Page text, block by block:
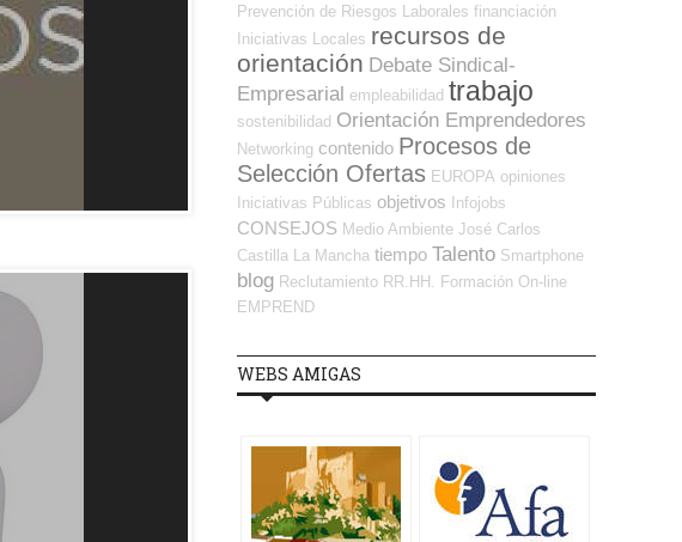
Prevención de Riesgos Laborales financiación
Iniciativas Locales recursos de
orientación Debate Sindical-
Empresarial empleabilidad trabajo
sostenibilidad Orientación Emprendedores
Networking contenido Procesos de
Selección Ofertas EUROPA opiniones
Iniciativas Públicas objetivos Infojobs
CONSEJOS Medio Ambiente José Carlos
Castilla La Mancha tiempo Talento Smartphone
blog Reclutamiento RR.HH.
Formación On-line
EMPREND
WEBS AMIGAS